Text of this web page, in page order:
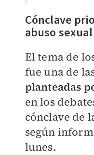
Cónclave
abuso sexual
El tema de
fue una de
planteadas
en los
cónclave de
según
lunes.